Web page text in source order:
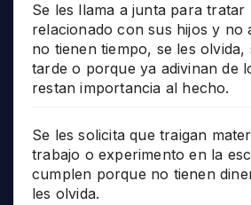
Se les llama a junta para tratar
relacionado con sus hijos y no
no tienen tiempo, se les olvida,
tarde o porque ya adivinan de
restan importancia al hecho.
Se les solicita que traigan
trabajo o experimento en la
cumplen porque no tienen
les olvida.